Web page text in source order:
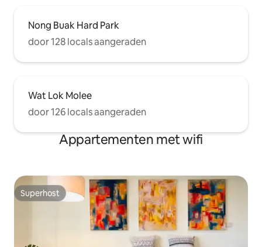
Nong Buak Hard Park
door 128 locals aangeraden
Wat Lok Molee
door 126 locals aangeraden
Appartementen met wifi
Superhost
Superhost